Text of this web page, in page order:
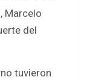
Marcelo
del
tuvieron